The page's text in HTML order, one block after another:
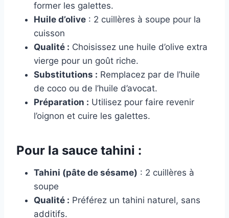
former les galettes.
Huile d’olive : 2 cuillères à soupe pour la
cuisson
Qualité : Choisissez une huile d’olive extra
vierge pour un goût riche.
Substitutions : Remplacez par de l’huile
de coco ou de l’huile d’avocat.
Préparation : Utilisez pour faire revenir
l’oignon et cuire les galettes.
Pour la sauce tahini :
Tahini (pâte de sésame) : 2 cuillères à
soupe
Qualité : Préférez un tahini naturel, sans
additifs.